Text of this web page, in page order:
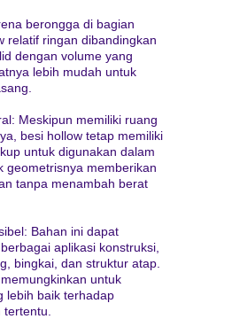
berongga di bagian
relatif ringan dibandingkan
dengan volume yang
lebih mudah untuk
Meskipun memiliki ruang
besi hollow tetap memiliki
untuk digunakan dalam
geometrisnya memberikan
tanpa menambah berat
Bahan ini dapat
aplikasi konstruksi,
bingkai, dan struktur atap.
untuk
lebih baik terhadap